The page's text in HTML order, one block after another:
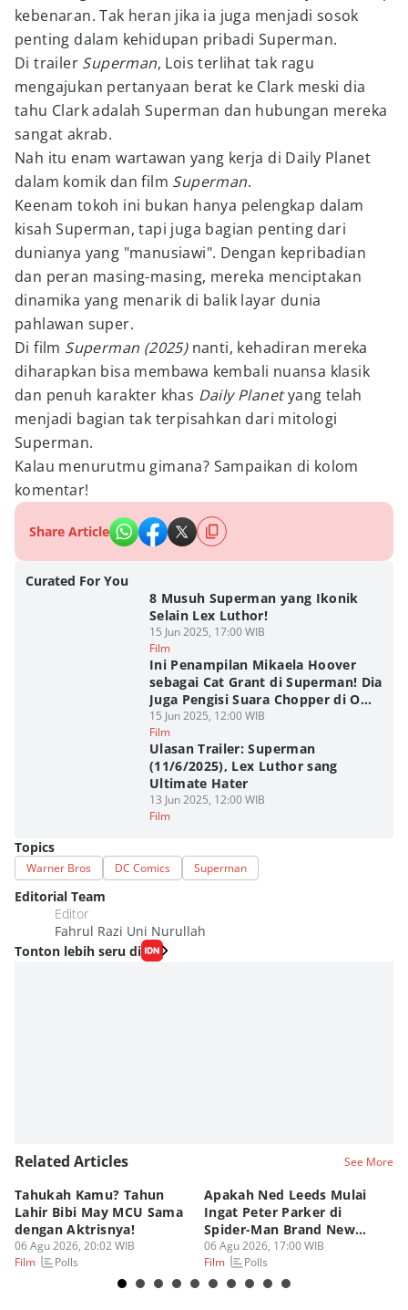
kebenaran. Tak heran jika ia juga menjadi sosok
penting dalam kehidupan pribadi Superman.
Di trailer Superman, Lois terlihat tak ragu
mengajukan pertanyaan berat ke Clark meski dia
tahu Clark adalah Superman dan hubungan mereka
sangat akrab.
Nah itu enam wartawan yang kerja di Daily Planet
dalam komik dan film Superman.
Keenam tokoh ini bukan hanya pelengkap dalam
kisah Superman, tapi juga bagian penting dari
dunianya yang "manusiawi". Dengan kepribadian
dan peran masing-masing, mereka menciptakan
dinamika yang menarik di balik layar dunia
pahlawan super.
Di film Superman (2025)nanti, kehadiran mereka
diharapkan bisa membawa kembali nuansa klasik
dan penuh karakter khas Daily Planetyang telah
menjadi bagian tak terpisahkan dari mitologi
Superman.
Kalau menurutmu gimana? Sampaikan di kolom
komentar!
Share Article
Curated For You
8 Musuh Superman yang Ikonik
Selain Lex Luthor!
15 Jun 2025, 17:00 WIB
Film
Ini Penampilan Mikaela Hoover
sebagai Cat Grant di Superman! Dia
Juga Pengisi Suara Chopper di One
Piece Live-Action, Lho
15 Jun 2025, 12:00 WIB
Film
Ulasan Trailer: Superman
(11/6/2025), Lex Luthor sang
Ultimate Hater
13 Jun 2025, 12:00 WIB
Film
Topics
Warner Bros DC Comics Superman
Editorial Team
Editor
Fahrul Razi Uni Nurullah
Tonton lebih seru di
Related Articles See More
Tahukah Kamu? Tahun
Lahir Bibi May MCU Sama
dengan Aktrisnya!
06 Agu 2026, 20:02 WIB
Film
Polls
Apakah Ned Leeds Mulai
Ingat Peter Parker di
Spider-Man Brand New
Day?
06 Agu 2026, 17:00 WIB
Film
Polls